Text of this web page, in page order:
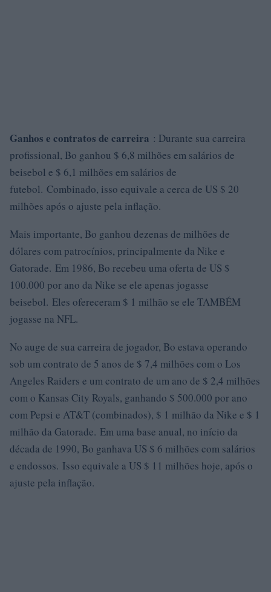
Ganhos e contratos de carreira : Durante sua carreira
profissional, Bo ganhou $ 6,8 milhões em salários de
beisebol e $ 6,1 milhões em salários de
futebol. Combinado, isso equivale a cerca de US $ 20
milhões após o ajuste pela inflação.
Mais importante, Bo ganhou dezenas de milhões de
dólares com patrocínios, principalmente da Nike e
Gatorade. Em 1986, Bo recebeu uma oferta de US $
100.000 por ano da Nike se ele apenas jogasse
beisebol. Eles ofereceram $ 1 milhão se ele TAMBÉM
jogasse na NFL.
No auge de sua carreira de jogador, Bo estava operando
sob um contrato de 5 anos de $ 7,4 milhões com o Los
Angeles Raiders e um contrato de um ano de $ 2,4 milhões
com o Kansas City Royals, ganhando $ 500.000 por ano
com Pepsi e AT&T (combinados), $ 1 milhão da Nike e $ 1
milhão da Gatorade. Em uma base anual, no início da
década de 1990, Bo ganhava US $ 6 milhões com salários
e endossos. Isso equivale a US $ 11 milhões hoje, após o
ajuste pela inflação.